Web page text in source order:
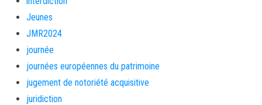
Jeunes
JMR2024
journée
journées européennes du patrimoine
jugement de notoriété acquisitive
juridiction